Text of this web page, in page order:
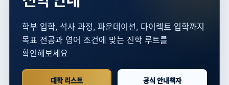
학부 입학, 석사 과정, 파운데이션, 다이렉트 입학까지
목표 전공과 영어 조건에 맞는 진학 루트를
확인해보세요
대학 리스트 공식 안내책자